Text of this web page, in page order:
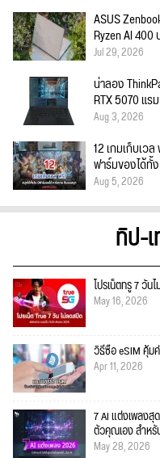
ASUS
Ryzen AI 400
Jul 29, 2026
น่าลอง
RTX 5070 แร
Aug 3, 2026
12 เกมเก็บเว
ฟาร์มของได้
Aug 5, 2026
ทิป-
โปรเน็ตทรู 7 วั
May 16, 2026
วิธีซื้อ eSIM คุ้ม
Apr 11, 2026
7 AI แต่งเพลงสุ
ตัวคุณเอง สำหรั
May 28, 2026